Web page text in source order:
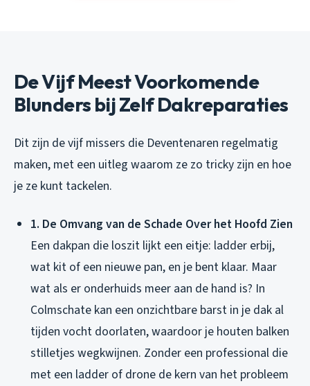
De Vijf Meest Voorkomende
Blunders bij Zelf Dakreparaties
Dit zijn de vijf missers die Deventenaren regelmatig
maken, met een uitleg waarom ze zo tricky zijn en hoe
je ze kunt tackelen.
1. De Omvang van de Schade Over het Hoofd Zien
Een dakpan die loszit lijkt een eitje: ladder erbij,
wat kit of een nieuwe pan, en je bent klaar. Maar
wat als er onderhuids meer aan de hand is? In
Colmschate kan een onzichtbare barst in je dak al
tijden vocht doorlaten, waardoor je houten balken
stilletjes wegkwijnen. Zonder een professional die
met een ladder of drone de kern van het probleem